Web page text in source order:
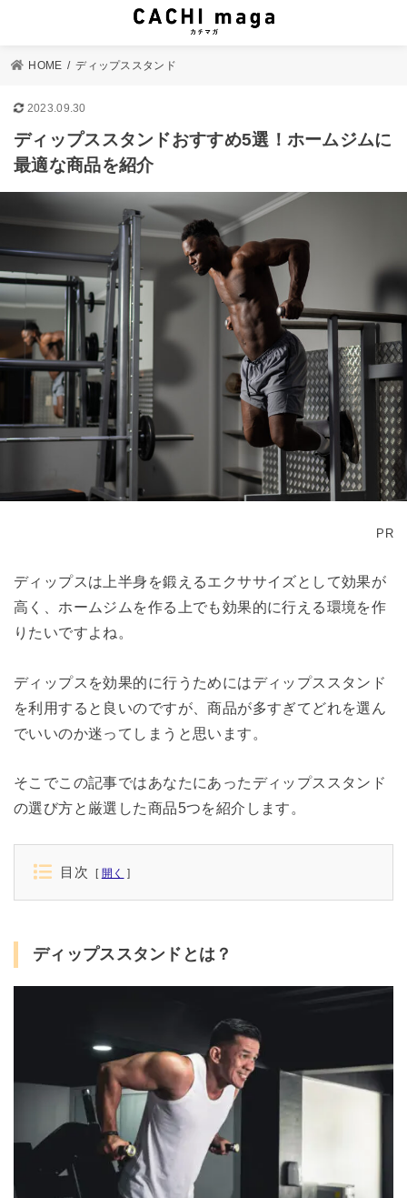
HOME ディップススタンド
2023.09.30
ディップススタンドおすすめ5選！ホームジムに
最適な商品を紹介
PR
ディップスは上半身を鍛えるエクササイズとして効果が
高く、ホームジムを作る上でも効果的に行える環境を作
りたいですよね。
ディップスを効果的に行うためにはディップススタンド
を利用すると良いのですが、商品が多すぎてどれを選ん
でいいのか迷ってしまうと思います。
そこでこの記事ではあなたにあったディップススタンド
の選び方と厳選した商品5つを紹介します。
目次 開く
ディップススタンドとは？